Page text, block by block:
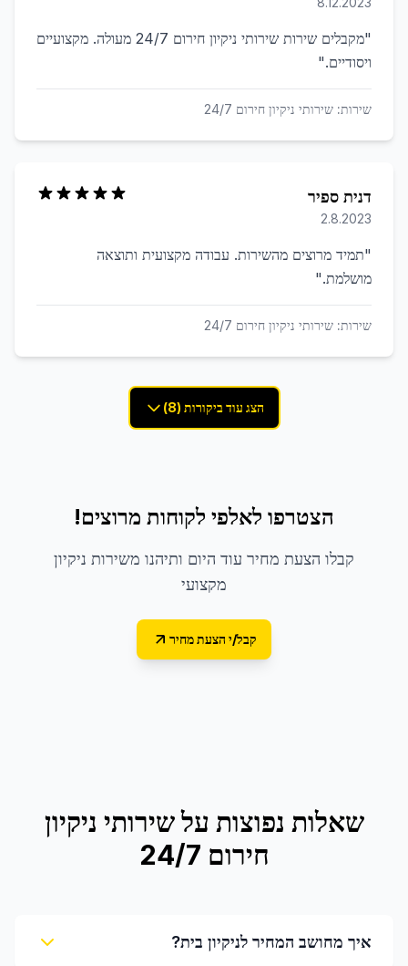
"
מקבלים שירות שירותי ניקיון חירום 24/7 מעולה. מקצועיים
ויסודיים."
שירות: שירותי ניקיון חירום 24/7
דנית ספיר
2.8.2023
"תמיד מרוצים מהשירות. עבודה מקצועית ותוצאה
מושלמת."
שירות: שירותי ניקיון חירום 24/7
הצג עוד ביקורות (8)
הצטרפו לאלפי לקוחות מרוצים!
קבלו הצעת מחיר עוד היום ותיהנו משירות ניקיון
מקצועי
קבל/י הצעת מחיר
שאלות נפוצות עלשירותי ניקיון
חירום 24/7
איך מחושב המחיר לניקיון בית?